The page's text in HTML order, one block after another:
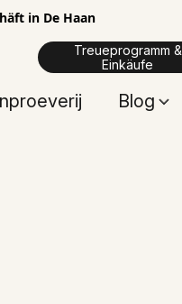
in De Haan
Treueprogramm &
Einkäufe
Blog